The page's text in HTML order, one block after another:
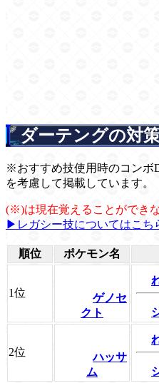
ダーテングの対
※おすすめ技使用時のコンボ
を考慮して掲載しています。
(※)は現在覚えることができ
▶レガシー技についてはこち
順位 ポケモン名
1位
ゲノセ
クト
2位
ハッサ
ム